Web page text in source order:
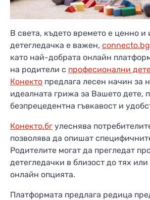
В света, където времето е ценно и
детегледачка е важен, connecto.bg
като най-добрата онлайн
на родители с професионални
Конекто предлага лесен начин за
идеалната грижа за Вашето дете,
безпрецедентна гъвкавост и
Конекто.бг улеснява
позволява да опишат
Родителите могат да прегледат
детегледачки в близост до тях
онлайн опцията.
Платформата предлага редица